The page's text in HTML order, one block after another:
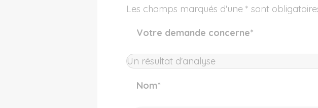
Les champs marqués d'une * sont
Votre demande concerne*
Nom*